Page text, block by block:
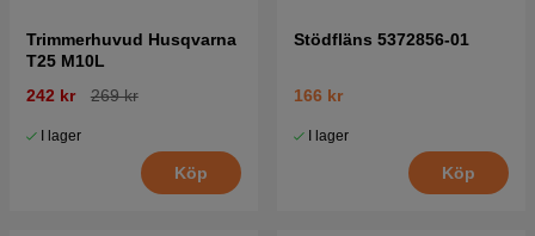
Trimmerhuvud Husqvarna
T25 M10L
242 kr
269 kr
I lager
Köp
Stödfläns 5372856-01
166 kr
I lager
Köp